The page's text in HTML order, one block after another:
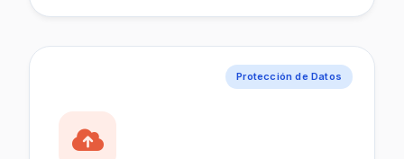
Protección de Datos